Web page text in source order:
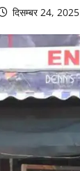
दिसम्बर 24, 2025